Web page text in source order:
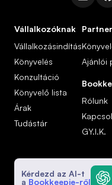
Vállalkozóknak
Vállalkozásindítás
Könyvelés
Konzultáció
Könyvelő lista
Árak
Tudástár
Ajánlói
Rólunk
GY.I.K.
Kérdezd az AI-t
a Bookkeepie-ről